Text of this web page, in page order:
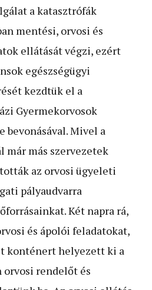
a katasztrófák
mentési, orvosi és
ellátását végzi, ezért
egészségügyi
kezdtük el a
Gyermekorvosok
bevonásával. Mivel a
már más szervezetek
az orvosi ügyeleti
pályaudvarra
Két napra rá,
és ápolói feladatokat,
konténert helyezett ki a
orvosi rendelőt és